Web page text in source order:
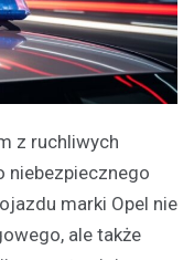
z ruchliwych
niebezpiecznego
marki Opel nie
ale także